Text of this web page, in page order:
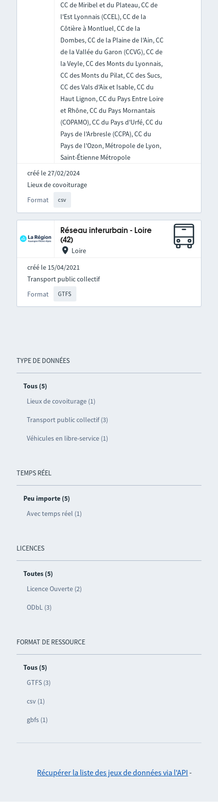
TYPE DE DONNÉES
Tous (5)
Lieux de covoiturage (1)
Transport public collectif (3)
Véhicules en libre-service (1)
TEMPS RÉEL
Peu importe (5)
Avec temps réel (1)
LICENCES
Toutes (5)
Licence Ouverte (2)
ODbL (3)
FORMAT DE RESSOURCE
Tous (5)
GTFS (3)
csv (1)
gbfs (1)
CC de Miribel et du Plateau, CC de
l'Est Lyonnais (CCEL), CC de la
Côtière à Montluel, CC de la
Dombes, CC de la Plaine de l'Ain, CC
de la Vallée du Garon (CCVG), CC de
la Veyle, CC des Monts du Lyonnais,
CC des Monts du Pilat, CC des Sucs,
CC des Vals d'Aix et Isable, CC du
Haut Lignon, CC du Pays Entre Loire
et Rhône, CC du Pays Mornantais
(COPAMO), CC du Pays d'Urfé, CC du
Pays de l'Arbresle (CCPA), CC du
Pays de l'Ozon, Métropole de Lyon,
Saint-Étienne Métropole
créé le 27/02/2024
Format csv
Lieux de covoiturage
Réseau interurbain - Loire
(42)
Loire
créé le 15/04/2021
Format GTFS
Transport public collectif
Récupérer la liste des jeux de données via l'API -